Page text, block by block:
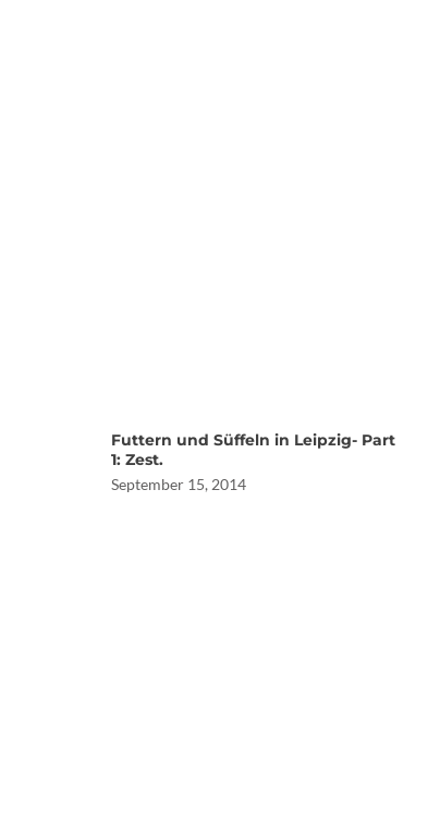
Futtern und Süffeln in Leipzig- Part
1: Zest.
September 15, 2014